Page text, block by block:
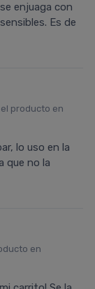
enjuaga con
Es de
el producto en
lo uso en la
que no la
en